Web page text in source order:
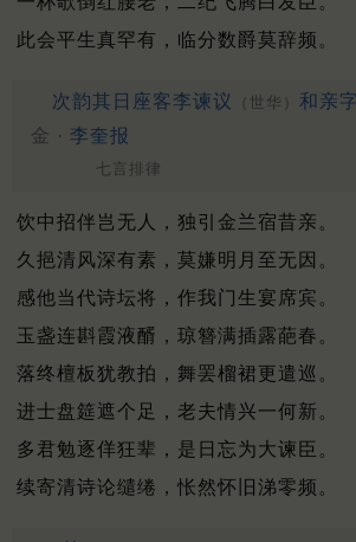
此会平生真罕有，临分数爵莫辞频。
次韵其日座客李谏议 （世华） 和亲
金 · 李奎报
七言排律
饮中招伴岂无人，独引金兰宿昔亲。
久挹清风深有素，莫嫌明月至无因。
感他当代诗坛将，作我门生宴席宾。
玉盏连斟霞液醑，琼簪满插露葩春。
落终檀板犹教拍，舞罢榴裙更遣巡。
进士盘筵遮个足，老夫情兴一何新。
多君勉逐佯狂辈，是日忘为大谏臣。
续寄清诗论缱绻，怅然怀旧涕零频。